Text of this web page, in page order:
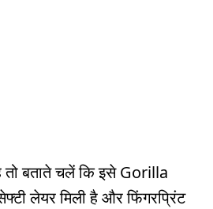
तो बताते चलें कि इसे Gorilla
लेयर मिली है और फिंगरप्रिंट